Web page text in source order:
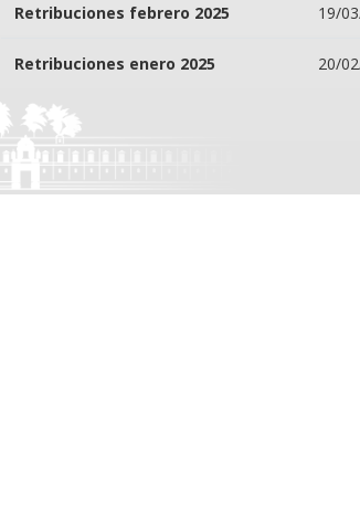
Retribuciones febrero 2025 19/
Retribuciones enero 2025 20/